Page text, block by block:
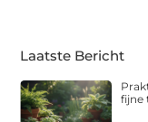
Laatste Bericht
fijne